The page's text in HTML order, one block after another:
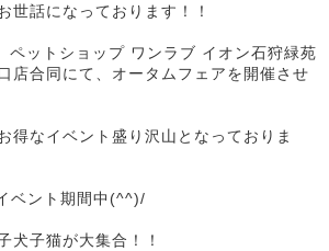
世話になっております！！
ペットショップ ワンラブ イオン石狩緑苑
店合同にて、オータムフェアを開催させ
得なイベント盛り沢山となっておりま
ベント期間中(^^)/
犬子猫が大集合！！